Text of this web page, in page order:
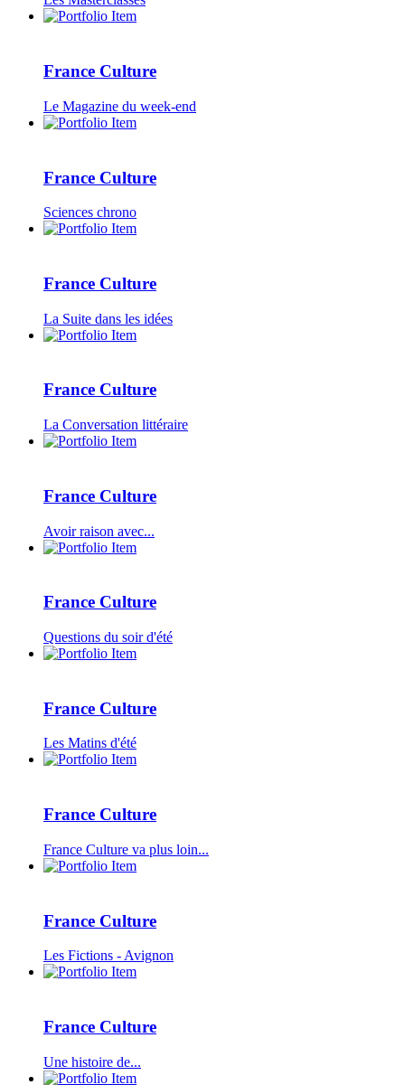
France Culture
Le Magazine du week-end
France Culture
Sciences chrono
France Culture
La Suite dans les idées
France Culture
La Conversation littéraire
France Culture
Avoir raison avec...
France Culture
Questions du soir d'été
France Culture
Les Matins d'été
France Culture
France Culture va plus loin...
France Culture
Les Fictions - Avignon
France Culture
Une histoire de...